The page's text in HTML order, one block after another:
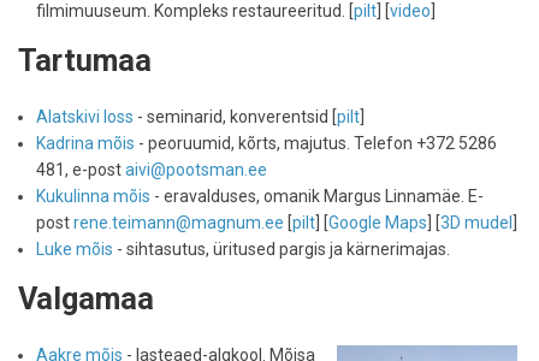
filmimuuseum. Kompleks restaureeritud. [pilt ] [video
Tartumaa
Alatskivi loss - seminarid, konverentsid [pilt
Kadrina mõis - peoruumid, kõrts, majutus. Telefon +372 5286
481, e-postaivi@pootsman.ee
Kukulinna mõis - eravalduses, omanik Margus Linnamäe. E-
postrene.teimann@magnum.ee [pilt ] [Google Maps ] [3D mudel
Luke mõis - sihtasutus, üritused pargis ja kärnerimajas.
Valgamaa
Aakre mõis - lasteaed-algkool. Mõisa